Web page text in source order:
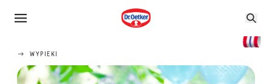
WYPIEKI